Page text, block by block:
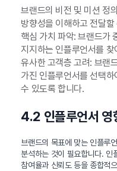
브랜드의 비전 및 미션 정
방향성을 이해하고 전달
핵심 가치 파악: 브랜드가
지지하는 인플루언서를 찾
유사한 고객층 고려: 브랜
가진 인플루언서를 선택
수 있도록 합니다.
4.2 인플루언서 영
브랜드의 목표에 맞는 인플루
분석하는 것이 필요합니다. 인
참여율과 신뢰도 등을 종합적